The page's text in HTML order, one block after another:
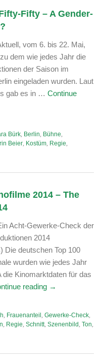
Fifty – A Gender-
vom 6. bis 22. Mai,
dem wie jedes Jahr die
der Saison im
eingeladen wurden. Laut
gab es in … Continue
Bürk, Berlin, Bühne,
Beier, Kostüm, Regie,
2014 – The
Acht-Gewerke-Check der
2014
Die deutschen Top 100
wurden wie jedes Jahr
Kinomarktdaten für das
reading →
, Frauenanteil , Gewerke-Check,
, Regie, Schnitt, Szenenbild , Ton,